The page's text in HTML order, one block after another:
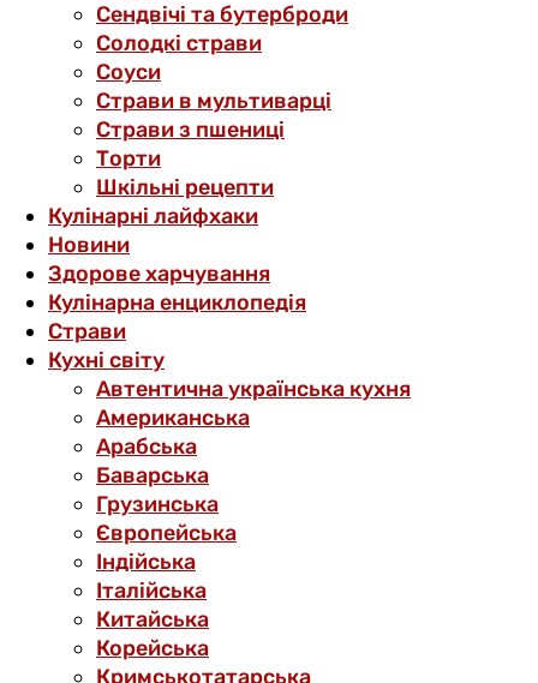
Сендвічі та бутерброди
Солодкі страви
Соуси
Страви в мультиварці
Страви з пшениці
Торти
Шкільні рецепти
Кулінарні лайфхаки
Новини
Здорове харчування
Кулінарна енциклопедія
Страви
Кухні світу
Автентична українська кухня
Американська
Арабська
Баварська
Грузинська
Європейська
Індійська
Італійська
Китайська
Корейська
Кримськотатарська